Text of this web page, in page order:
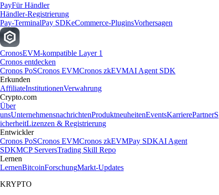
PayFür Händler
Händler-Registrierung
Pay-TerminalPay SDKeCommerce-PluginsVorhersagen
CronosEVM-kompatible Layer 1
Cronos entdecken
Cronos PoSCronos EVMCronos zkEVMAI Agent SDK
Erkunden
AffiliateInstitutionenVerwahrung
Crypto.com
Über
unsUnternehmensnachrichtenProduktneuheitenEventsKarrierePartnerS
icherheitLizenzen & Registrierung
Entwickler
Cronos PoSCronos EVMCronos zkEVMPay SDKAI Agent
SDKMCP ServersTrading Skill Repo
Lernen
LernenBitcoinForschungMarkt-Updates
KRYPTO